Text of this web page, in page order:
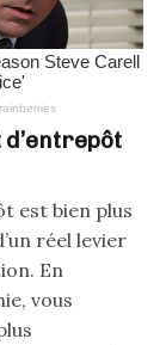
est bien plus
réel levier
En
vous